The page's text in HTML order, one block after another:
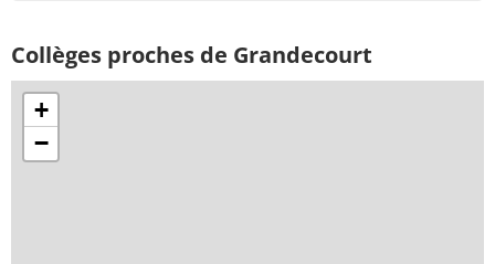
Collèges proches de Grandecourt
+
−